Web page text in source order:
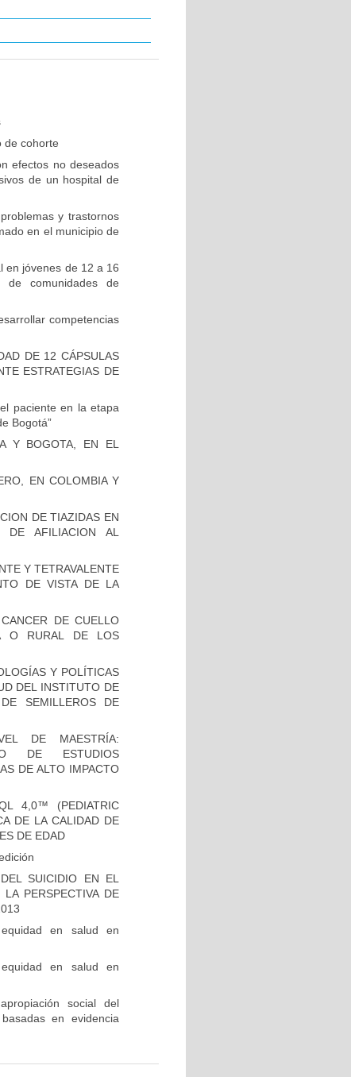
de cohorte
efectos no deseados
de un hospital de
y trastornos
en el municipio de
en jóvenes de 12 a 16
comunidades de
competencias
DE 12 CÁPSULAS
ESTRATEGIAS DE
paciente en la etapa
Bogotá”
Y BOGOTA, EN EL
EN COLOMBIA Y
DE TIAZIDAS EN
DE AFILIACION AL
Y TETRAVALENTE
DE VISTA DE LA
DE CUELLO
O RURAL DE LOS
Y POLÍTICAS
DEL INSTITUTO DE
SEMILLEROS DE
DE MAESTRÍA:
DE ESTUDIOS
DE ALTO IMPACTO
4,0™ (PEDIATRIC
DE LA CALIDAD DE
DE EDAD
SUICIDIO EN EL
PERSPECTIVA DE
en salud en
en salud en
social del
en evidencia